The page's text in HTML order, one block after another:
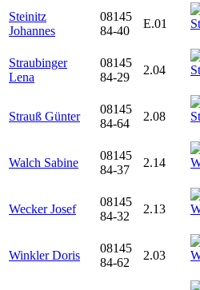
Steinitz
Johannes
08145
84-40
E.01
Straubinger
Lena
08145
84-29
2.04
Strauß Günter
08145
84-64
2.08
Walch Sabine
08145
84-37
2.14
Wecker Josef
08145
84-32
2.13
Winkler Doris
08145
84-62
2.03